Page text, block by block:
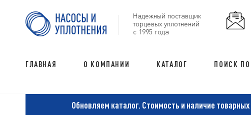
Надежный поставщик
торцевых уплотнений
с 1995 года
ГЛАВНАЯ О КОМПАНИИ КАТАЛОГ ПОИСК
Обновляем каталог. Стоимость и наличие